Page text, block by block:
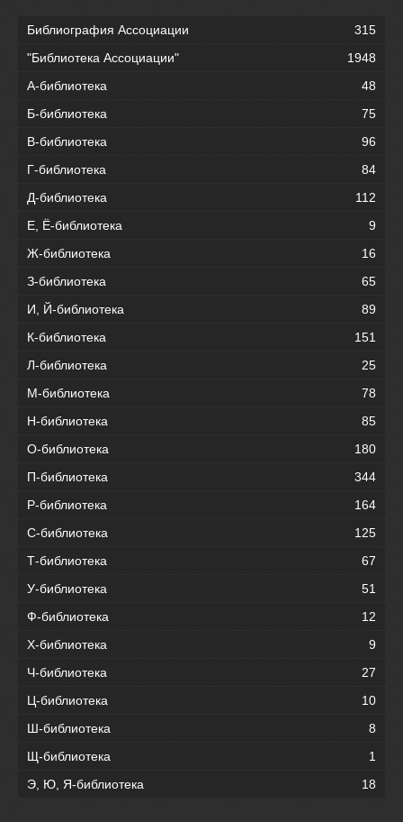
Библиография Ассоциации
315
"Библиотека Ассоциации"
1948
А-библиотека
48
Б-библиотека
75
В-библиотека
96
Г-библиотека
84
Д-библиотека
112
Е, Ё-библиотека
9
Ж-библиотека
16
З-библиотека
65
И, Й-библиотека
89
К-библиотека
151
Л-библиотека
25
М-библиотека
78
Н-библиотека
85
О-библиотека
180
П-библиотека
344
Р-библиотека
164
С-библиотека
125
Т-библиотека
67
У-библиотека
51
Ф-библиотека
12
Х-библиотека
9
Ч-библиотека
27
Ц-библиотека
10
Ш-библиотека
8
Щ-библиотека
1
Э, Ю, Я-библиотека
18